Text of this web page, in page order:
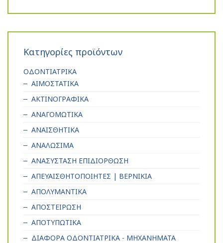
Κατηγορίες προϊόντων
ΟΔΟΝΤΙΑΤΡΙΚΑ
ΑΙΜΟΣΤΑΤΙΚΑ
ΑΚΤΙΝΟΓΡΑΦΙΚΑ
ΑΝΑΓΟΜΩΤΙΚΑ
ΑΝΑΙΣΘΗΤΙΚΑ
ΑΝΑΛΩΣΙΜΑ
ΑΝΑΣΥΣΤΑΣΗ ΕΠΙΔΙΟΡΘΩΣΗ
ΑΠΕΥΑΙΣΘΗΤΟΠΟΙΗΤΕΣ | ΒΕΡΝΙΚΙΑ
ΑΠΟΛΥΜΑΝΤΙΚΑ
ΑΠΟΣΤΕΙΡΩΣΗ
ΑΠΟΤΥΠΩΤΙΚΑ
ΔΙΑΦΟΡΑ ΟΔΟΝΤΙΑΤΡΙΚΑ - ΜΗΧΑΝΗΜΑΤΑ